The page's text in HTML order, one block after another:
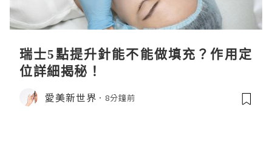
瑞士5點提升針能不能做填充？作用定
位詳細揭秘！
愛美新世界 8分鐘前